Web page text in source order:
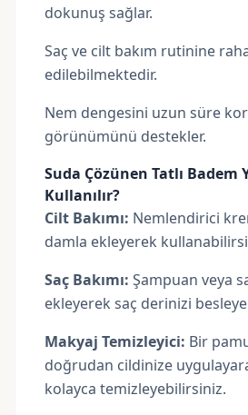
dokunuş sağlar.
Saç ve cilt bakım rutinine
edilebilmektedir.
Nem dengesini uzun süre
görünümünü destekler.
Suda Çözünen Tatlı Badem
Kullanılır?
Cilt Bakımı: Nemlendirici
damla ekleyerek
Saç Bakımı: Şampuan veya
ekleyerek saç derinizi
Makyaj Temizleyici: Bir
doğrudan cildinize
kolayca temizleyebilirsiniz.